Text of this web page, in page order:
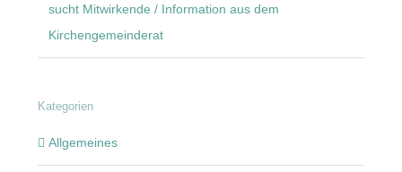
sucht Mitwirkende / Information aus dem
Kirchengemeinderat
Kategorien
Allgemeines